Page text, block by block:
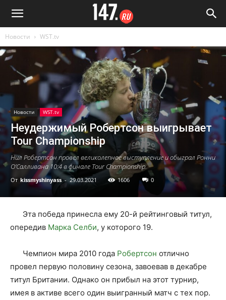
Новости WST.tv
Новости WST.tv
Неудержимый Робертсон выигрывает
Tour Championship
Нил Робертсон провел великолепное выступление и обыграл Ронни
О’Салливана 10:4 в финале Tour Championship.
От kissmyshinyass - 29.03.2021 1606 0
Эта победа принесла ему 20-й рейтинговый титул,
опередив Марка Селби, у которого 19.
Чемпион мира 2010 года Робертсон отлично
провел первую половину сезона, завоевав в декабре
титул Британии. Однако он прибыл на этот турнир,
имея в активе всего один выигранный матч с тех пор.